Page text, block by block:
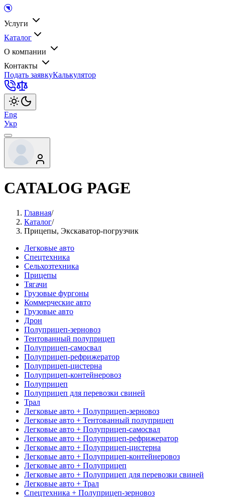
Услуги
Каталог
О компании
Контакты
Подать заявкуКалькулятор
Eng
Укр
CATALOG PAGE
Главная/
Каталог/
Прицепы, Экскаватор-погрузчик
Легковые авто
Спецтехника
Сельхозтехника
Прицепы
Тягачи
Грузовые фургоны
Коммерческие авто
Грузовые авто
Дрон
Полуприцеп-зерновоз
Тентованный полуприцеп
Полуприцеп-самосвал
Полуприцеп-рефрижератор
Полуприцеп-цистерна
Полуприцеп-контейнеровоз
Полуприцеп
Полуприцеп для перевозки свиней
Трал
Легковые авто + Полуприцеп-зерновоз
Легковые авто + Тентованный полуприцеп
Легковые авто + Полуприцеп-самосвал
Легковые авто + Полуприцеп-рефрижератор
Легковые авто + Полуприцеп-цистерна
Легковые авто + Полуприцеп-контейнеровоз
Легковые авто + Полуприцеп
Легковые авто + Полуприцеп для перевозки свиней
Легковые авто + Трал
Спецтехника + Полуприцеп-зерновоз